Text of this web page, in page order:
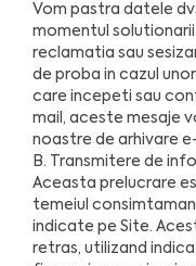
Vom pastra datele
momentul
reclamatia sau
de proba in cazul
care incepeti sau
mail, aceste mesaje
noastre de arhivare
B. Transmitere de
Aceasta prelucrare
temeiul
indicate pe Site.
retras, utilizand